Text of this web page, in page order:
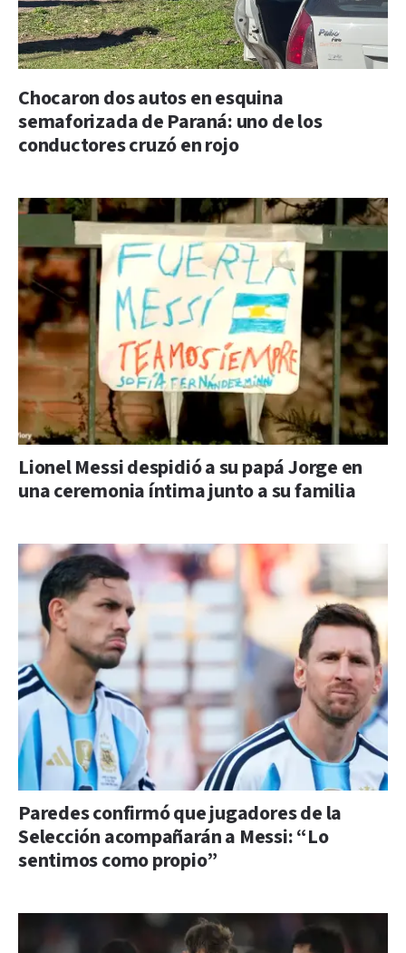
Chocaron dos autos en esquina
semaforizada de Paraná: uno de los
conductores cruzó en rojo
Lionel Messi despidió a su papá Jorge en
una ceremonia íntima junto a su familia
Paredes confirmó que jugadores de la
Selección acompañarán a Messi: “Lo
sentimos como propio”